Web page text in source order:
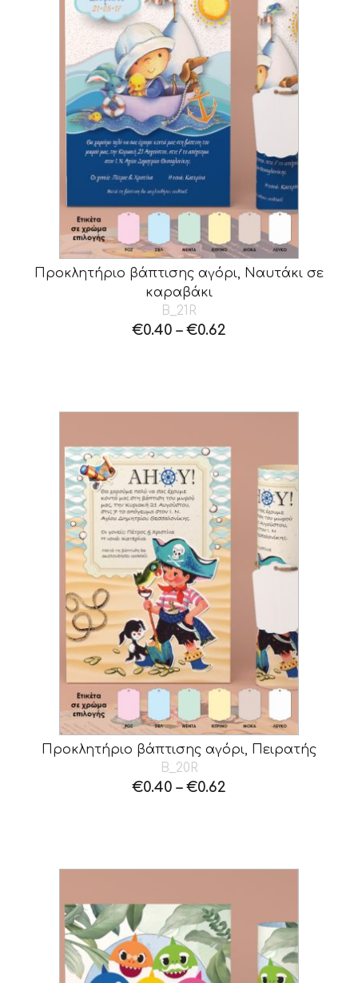
Προκλητήριο βάπτισης αγόρι, Ναυτάκι σε
καραβάκι
B_21R
€0.40 – €0.62
Προκλητήριο βάπτισης αγόρι, Πειρατής
B_20R
€0.40 – €0.62